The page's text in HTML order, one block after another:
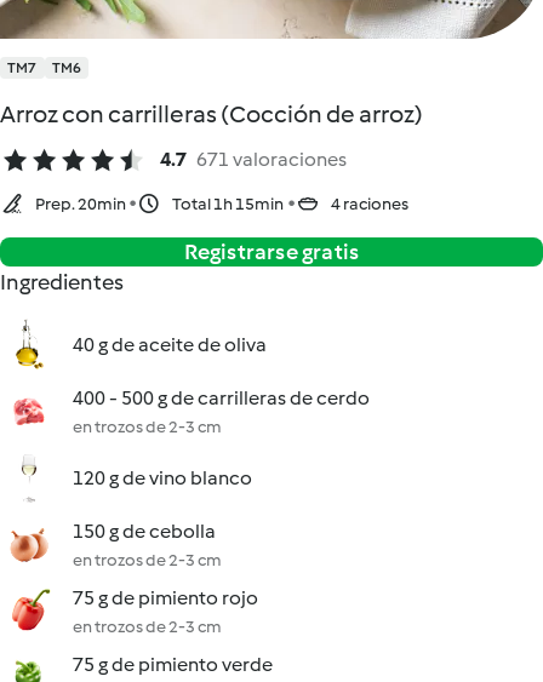
TM7 TM6
Arroz con carrilleras (Cocción de arroz)
4.7 671 valoraciones
Prep. 20min Total 1h 15min 4 raciones
Registrarse gratis
Ingredientes
40 g de aceite de oliva
400 - 500 g de carrilleras de cerdo
en trozos de 2-3 cm
120 g de vino blanco
150 g de cebolla
en trozos de 2-3 cm
75 g de pimiento rojo
en trozos de 2-3 cm
75 g de pimiento verde